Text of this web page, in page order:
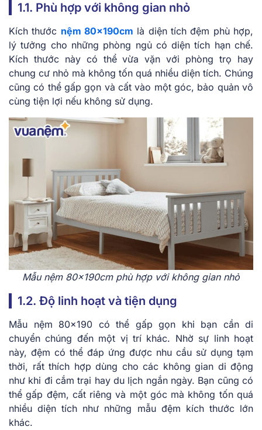
1.1. Phù hợp với không gian nhỏ
Kích thước nệm 80x190cm là diện tích đệm phù hợp,
lý tưởng cho những phòng ngủ có diện tích hạn chế.
Kích thước này có thể vừa vặn với phòng trọ hay
chung cư nhỏ mà không tốn quá nhiều diện tích. Chúng
cũng có thể gấp gọn và cất vào một góc, bảo quản vô
cùng tiện lợi nếu không sử dụng.
Mẫu nệm 80x190cm phù hợp với không gian nhỏ
1.2. Độ linh hoạt và tiện dụng
Mẫu nệm 80×190 có thể gấp gọn khi bạn cần di
chuyển chúng đến một vị trí khác. Nhờ sự linh hoạt
này, đệm có thể đáp ứng được nhu cầu sử dụng tạm
thời, rất thích hợp dùng cho các không gian di động
như khi đi cắm trại hay du lịch ngắn ngày. Bạn cũng có
thể gấp đệm, cất riêng và một góc mà không tốn quá
nhiều diện tích như những mẫu đệm kích thước lớn
khác.